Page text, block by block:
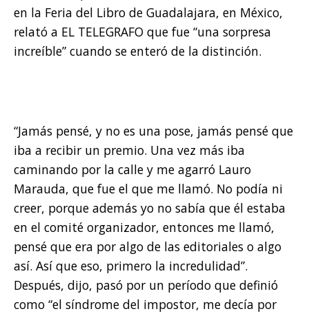
en la Feria del Libro de Guadalajara, en México,
relató a EL TELEGRAFO que fue “una sorpresa
increíble” cuando se enteró de la distinción.
“Jamás pensé, y no es una pose, jamás pensé que
iba a recibir un premio. Una vez más iba
caminando por la calle y me agarró Lauro
Marauda, que fue el que me llamó. No podía ni
creer, porque además yo no sabía que él estaba
en el comité organizador, entonces me llamó,
pensé que era por algo de las editoriales o algo
así. Así que eso, primero la incredulidad”.
Después, dijo, pasó por un período que definió
como “el síndrome del impostor, me decía por